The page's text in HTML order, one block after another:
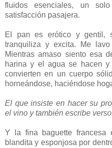
fluidos esenciales, un
satisfacción pasajera.
El pan es erótico y gentil,
tranquiliza y excita. Me
Mientras amaso siento esa
harina y el agua se hacen
convierten en un cuerpo
horneándose, haciéndose
El que insiste en hacer su
el vino y también escribe
Y la fina baguette francesa
blandita y esponjosa por